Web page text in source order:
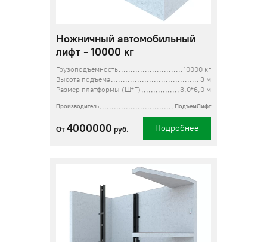
Ножничный автомобильный
лифт - 10000 кг
Грузоподъемность
10000 кг
Высота подъема
3 м
Размер платформы (Ш*Г)
3,0*6,0 м
Производитель ПодъемЛифт
От 4000000 руб. Подробнее